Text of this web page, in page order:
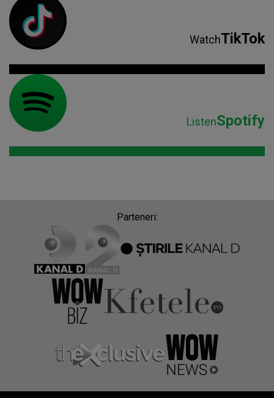
WatchTikTok
ListenSpotify
Parteneri: